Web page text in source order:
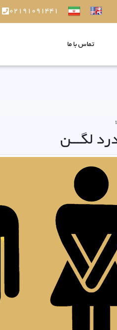
02191091441
تماس با ما
لگـــن